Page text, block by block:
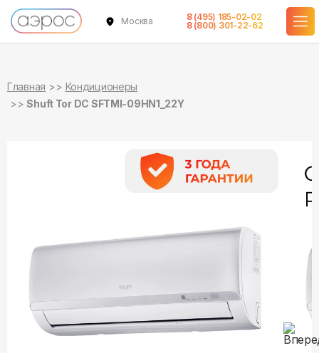
Москва
8 (495) 185-02-02
8 (800) 301-22-62
Главная
Кондиционеры
Shuft Tor DC SFTMI-09HN1_22Y
в наличии
в наличии